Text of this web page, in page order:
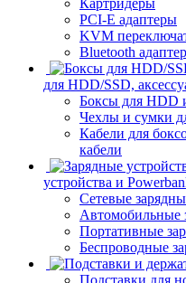
Картридеры
PCI-E адаптеры
KVM
Bluetooth
для HDD/SSD,
Боксы для HDD
Чехлы и сумки
Кабели для
кабели
устройства и
Сетевые
Автомобильные
Портативные
Беспроводные
Подставки для